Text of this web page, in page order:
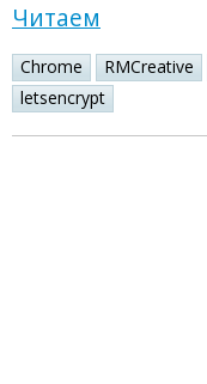
Читаем
Chrome RMCreative
letsencrypt